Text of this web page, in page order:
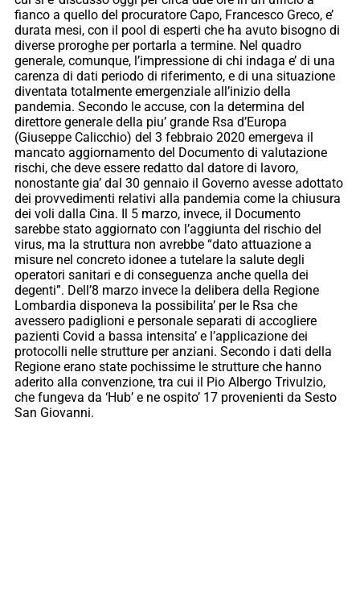
fianco a quello del procuratore Capo, Francesco Greco, e’
durata mesi, con il pool di esperti che ha avuto bisogno di
diverse proroghe per portarla a termine. Nel quadro
generale, comunque, l’impressione di chi indaga e’ di una
carenza di dati periodo di riferimento, e di una situazione
diventata totalmente emergenziale all’inizio della
pandemia. Secondo le accuse, con la determina del
direttore generale della piu’ grande Rsa d’Europa
(Giuseppe Calicchio) del 3 febbraio 2020 emergeva il
mancato aggiornamento del Documento di valutazione
rischi, che deve essere redatto dal datore di lavoro,
nonostante gia’ dal 30 gennaio il Governo avesse adottato
dei provvedimenti relativi alla pandemia come la chiusura
dei voli dalla Cina. Il 5 marzo, invece, il Documento
sarebbe stato aggiornato con l’aggiunta del rischio del
virus, ma la struttura non avrebbe “dato attuazione a
misure nel concreto idonee a tutelare la salute degli
operatori sanitari e di conseguenza anche quella dei
degenti”. Dell’8 marzo invece la delibera della Regione
Lombardia disponeva la possibilita’ per le Rsa che
avessero padiglioni e personale separati di accogliere
pazienti Covid a bassa intensita’ e l’applicazione dei
protocolli nelle strutture per anziani. Secondo i dati della
Regione erano state pochissime le strutture che hanno
aderito alla convenzione, tra cui il Pio Albergo Trivulzio,
che fungeva da ‘Hub’ e ne ospito’ 17 provenienti da Sesto
San Giovanni.